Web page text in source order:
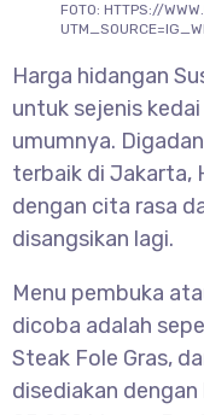
FOTO: HTTPS://
Harga hidangan
untuk sejenis
umumnya.
terbaik di Jakarta,
dengan cita rasa
disangsikan lagi.
Menu pembuka
dicoba adalah
Steak Fole Gras,
disediakan dengan